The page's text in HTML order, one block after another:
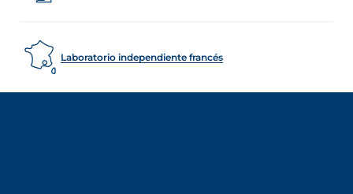
Laboratorio independiente francés